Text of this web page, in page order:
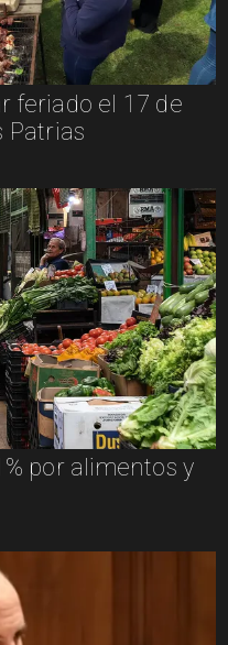
feriado el 17 de
Patrias
por alimentos y